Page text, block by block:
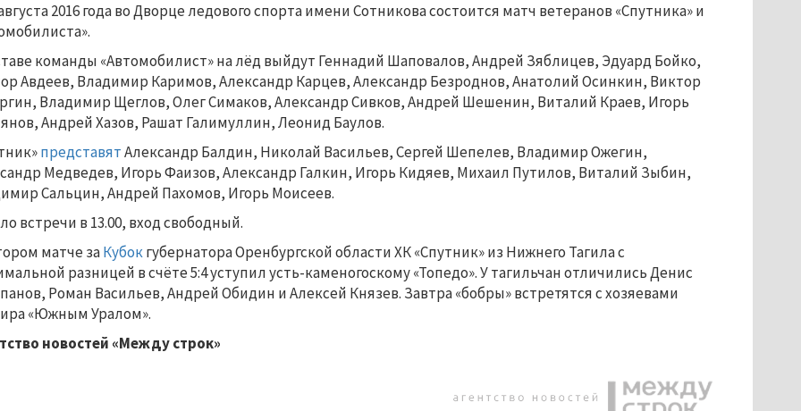
2016 года во Дворце ледового спорта имени Сотникова состоится матч ветеранов «Спутника» и
команды «Автомобилист» на лёд выйдут Геннадий Шаповалов, Андрей Зяблицев, Эдуард Бойко,
Авдеев, Владимир Каримов, Александр Карцев, Александр Безроднов, Анатолий Осинкин, Виктор
Владимир Щеглов, Олег Симаков, Александр Сивков, Андрей Шешенин, Виталий Краев, Игорь
Андрей Хазов, Рашат Галимуллин, Леонид Баулов.
представятАлександр Балдин, Николай Васильев, Сергей Шепелев, Владимир Ожегин,
Медведев, Игорь Фаизов, Александр Галкин, Игорь Кидяев, Михаил Путилов, Виталий Зыбин,
Сальцин, Андрей Пахомов, Игорь Моисеев.
встречи в 13.00, вход свободный.
матче заКубокгубернатора Оренбургской области ХК «Спутник» из Нижнего Тагила с
разницей в счёте 5:4 уступил усть-каменогоскому «Топедо». У тагильчан отличились Денис
Роман Васильев, Андрей Обидин и Алексей Князев. Завтра «бобры» встретятся с хозяевами
«Южным Уралом».
новостей «Между строк»